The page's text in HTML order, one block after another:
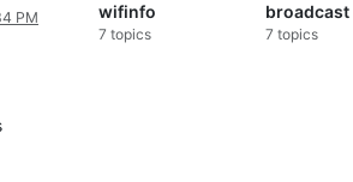
PM wifinfo
7 topics
broadcast
7 topics